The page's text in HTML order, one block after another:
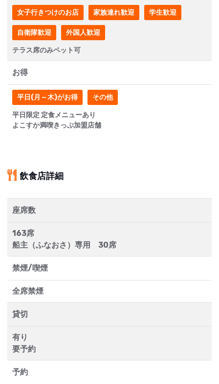
女子行きつけのお店 家族連れ歓迎 学生歓迎
自衛隊歓迎 外国人歓迎
テラス席のみペット可
お得
平日(月～木)がお得 その他
平日限定 定食メニューあり
よこすか満喫きっぷ加盟店舗
飲食店詳細
座席数
163席
船主（ふなおさ）専用 30席
禁煙/喫煙
全席禁煙
貸切
有り
要予約
予約